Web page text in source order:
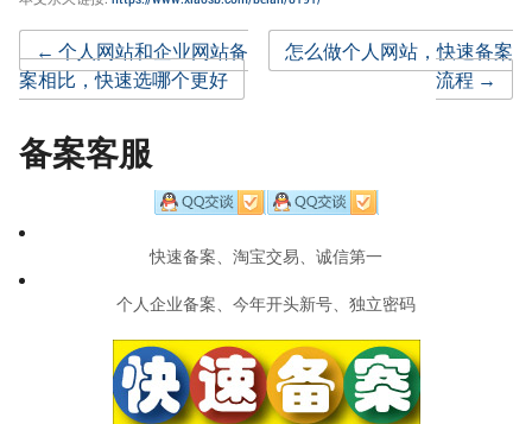
Post
navigation
← 个人网站和企业网站备
案相比，快速选哪个更好
怎么做个人网站，快速备案
流程→
备案客服
快速备案、淘宝交易、诚信第一
个人企业备案、今年开头新号、独立密码